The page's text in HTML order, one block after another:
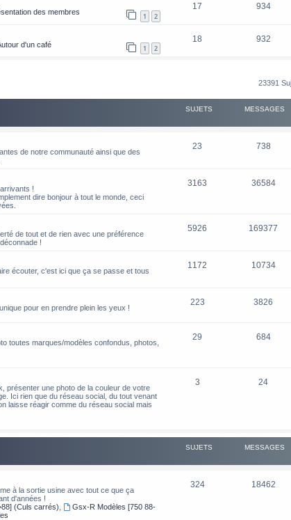
1 2
des membres
17 934
1 2
d'un café
18 932
23391
SUJETS MESSAGES
de notre communauté ainsi que des
23 738
!
dire bonjour à tout le monde, ceci
3163 36584
de tout et de rien avec une préférence
!
5926 169377
écouter, c'est ici que ça se passe et tous
1172 10734
pour en prendre plein les yeux !
223 3826
toutes marques/modèles confondus, photos,
29 684
présenter une photo de la couleur de votre
Ici rien que du réseau social, du tout venant
laisse réagir comme du réseau social mais
3 24
SUJETS MESSAGES
à la sortie usine avec tout ce que ça
d'années !
(Culs carrés)
Gsx-R Modèles [750 88-
324 18462